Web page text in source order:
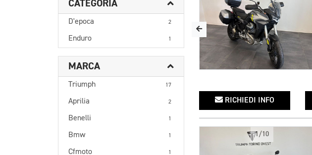
CATEGORIA
D'epoca 2
Enduro 1
MARCA
Triumph 17
Aprilia 2
Benelli 1
Bmw 1
Cfmoto 1
RICHIEDI INFO
1/10